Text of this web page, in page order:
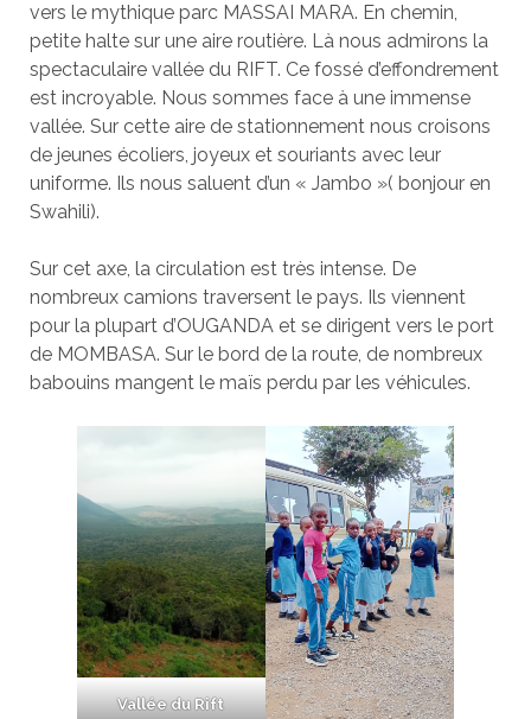
vers le mythique parc MASSAI MARA. En chemin,
petite halte sur une aire routière. Là nous admirons la
spectaculaire vallée du RIFT. Ce fossé d’effondrement
est incroyable. Nous sommes face à une immense
vallée. Sur cette aire de stationnement nous croisons
de jeunes écoliers, joyeux et souriants avec leur
uniforme. Ils nous saluent d’un « Jambo »( bonjour en
Swahili).
Sur cet axe, la circulation est très intense. De
nombreux camions traversent le pays. Ils viennent
pour la plupart d’OUGANDA et se dirigent vers le port
de MOMBASA. Sur le bord de la route, de nombreux
babouins mangent le maïs perdu par les véhicules.
Vallée du Rift